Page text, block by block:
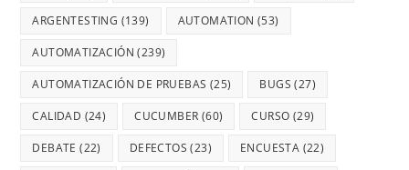
ARGENTESTING (139) AUTOMATION (53)
AUTOMATIZACIÓN (239)
AUTOMATIZACIÓN DE PRUEBAS (25) BUGS (27)
CALIDAD (24) CUCUMBER (60) CURSO (29)
DEBATE (22) DEFECTOS (23) ENCUESTA (22)